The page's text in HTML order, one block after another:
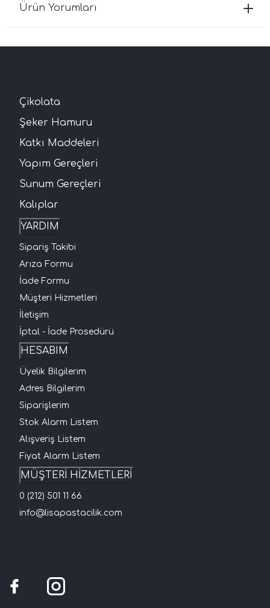
Ürün Yorumları
Çikolata
Şeker Hamuru
Katkı Maddeleri
Yapım Gereçleri
Sunum Gereçleri
Kalıplar
YARDIM
Sipariş Takibi
Arıza Formu
İade Formu
Müşteri Hizmetleri
İletişim
İptal - İade Prosedürü
HESABIM
Üyelik Bilgilerim
Adres Bilgilerim
Siparişlerim
Stok Alarm Listem
Alışveriş Listem
Fiyat Alarm Listem
MÜŞTERİ HİZMETLERİ
0 (212) 501 11 66
info@lisapastacilik.com